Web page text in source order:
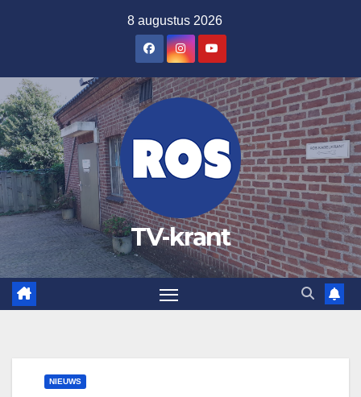
inhoud
8 augustus 2026
TV-krant
NIEUWS